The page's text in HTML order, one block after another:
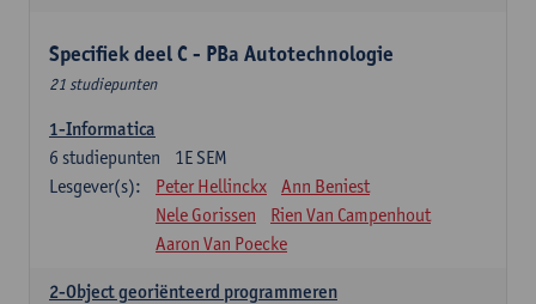
Specifiek deel C - PBa Autotechnologie
21 studiepunten
1-Informatica
1E SEM
6 studiepunten
Lesgever(s):
Peter Hellinckx
Ann Beniest
Nele Gorissen
Rien Van Campenhout
Aaron Van Poecke
2-Object georiënteerd programmeren